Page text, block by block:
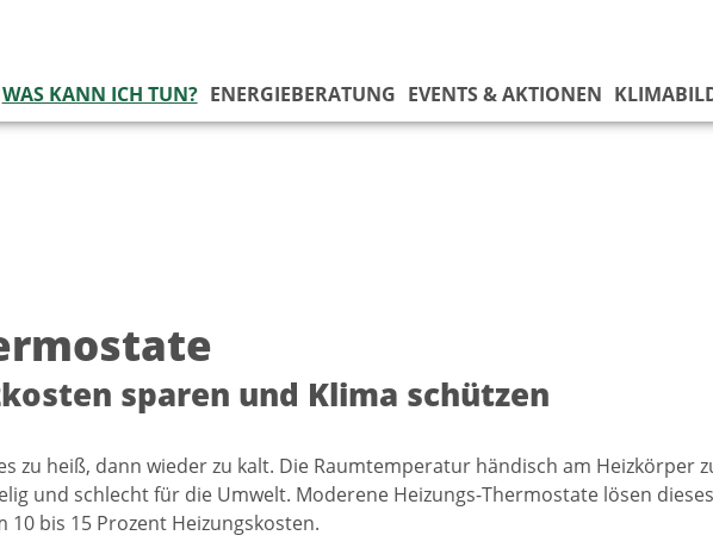
WAS KANN ICH TUN? ENERGIEBERATUNG EVENTS & AKTIONEN
sparen und Klima schützen
zu heiß, dann wieder zu kalt. Die Raumtemperatur händisch am Heizkörper
und schlecht für die Umwelt. Moderene Heizungs-Thermostate lösen
10 bis 15 Prozent Heizungskosten.